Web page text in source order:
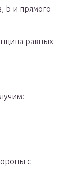
b и прямого
равных
с